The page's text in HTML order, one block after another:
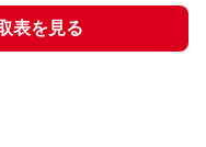
表を見る